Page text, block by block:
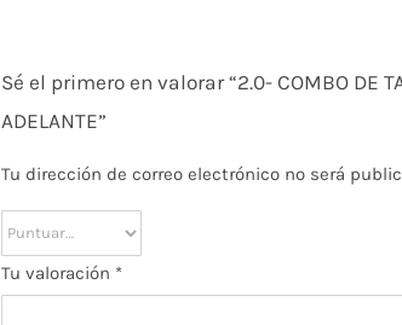
Sé el primero en valorar “2.0- COMBO DE
ADELANTE”
Tu dirección de correo electrónico no será
Tu valoración *